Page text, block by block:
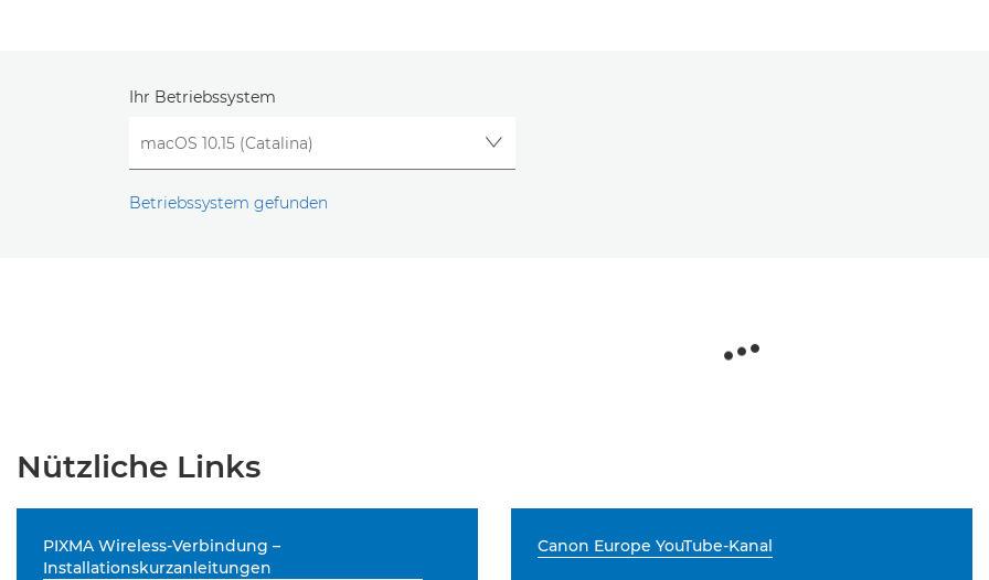
Ihr Betriebssystem
Betriebssystem gefunden
Nützliche Links
PIXMA Wireless-Verbindung –
Installationskurzanleitungen
Canon Europe YouTube-Kanal